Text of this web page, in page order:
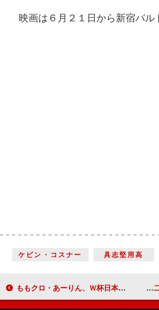
映画は６月２１日から新宿バル
ケビン・コスナー 具志堅用高
ももクロ・あーりん、Ｗ杯日本代表にエール １８歳の誕生日に「制約なくなるので頑張りたい」 高